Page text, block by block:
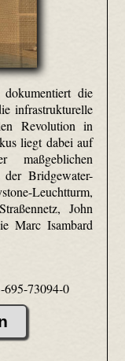
die
infrastrukturelle
Revolution in
liegt dabei auf
maßgeblichen
Bridgewater-
Leuchtturm,
John
Marc Isambard
73094-0